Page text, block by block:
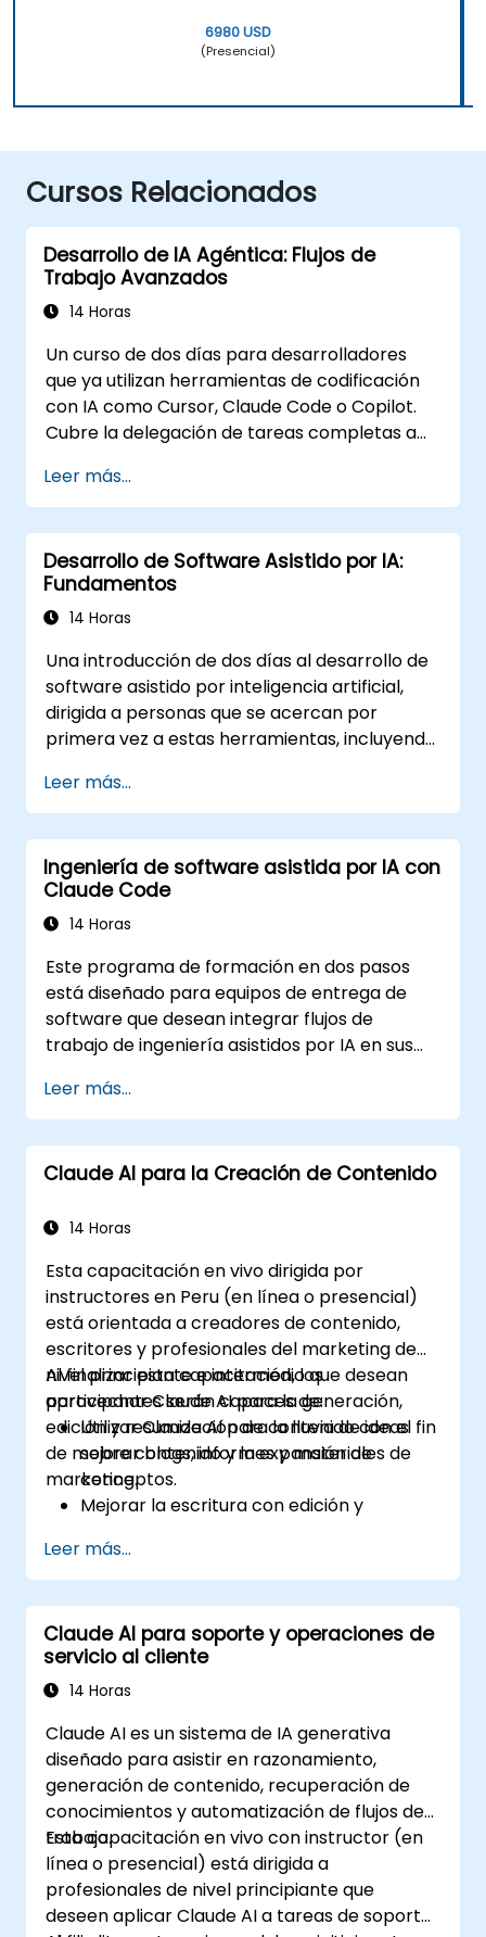
6980 USD
(Presencial)
Cursos Relacionados
Desarrollo de IA Agéntica: Flujos de
Trabajo Avanzados
14 Horas
Un curso de dos días para desarrolladores
que ya utilizan herramientas de codificación
con IA como Cursor, Claude Code o Copilot.
Cubre la delegación de tareas completas a
personalización (Reglas, AGENTS.md,
Habilidades, MCP, Agentes), la conexión y
creación de servidores MCP, la ejecución de
agentes en paralelo y un flujo de trabajo
agéntico estructurado. El material es
independiente de herramientas específicas.
Fundamentos.
Leer más...
Desarrollo de Software Asistido por IA:
Fundamentos
14 Horas
Una introducción de dos días al desarrollo de
software asistido por inteligencia artificial,
dirigida a personas que se acercan por
primera vez a estas herramientas, incluyendo
programando. Se explica cómo funcionan las
herramientas, cómo guiarlas mediante
instrucciones (prompts) y cómo aplicarlas en
tareas comunes: crear un proyecto pequeño
desde cero, trabajar dentro de una base de
código existente y revisar los resultados
la herramienta específica y se aplica a
Cursor, Claude Code, Copilot y productos
similares. Este curso sirve como previo al
taller Agentic AI Development: Advanced
Workflows.
Leer más...
Ingeniería de software asistida por IA con
Claude Code
14 Horas
Este programa de formación en dos pasos
está diseñado para equipos de entrega de
software que desean integrar flujos de
trabajo de ingeniería asistidos por IA en sus
Leer más...
Claude AI para la Creación de Contenido
14 Horas
Esta capacitación en vivo dirigida por
instructores en Peru (en línea o presencial)
está orientada a creadores de contenido,
escritores y profesionales del marketing de
nivel principiante e intermedio que desean
aprovechar Claude AI para la generación,
edición y resumización de contenido con el fin
de mejorar blogs, informes y materiales de
marketing.
Al finalizar esta capacitación, los
participantes serán capaces de:
Utilizar Claude AI para la lluvia de ideas
sobre contenido y la expansión de
conceptos.
Mejorar la escritura con edición y
Generar resúmenes para contenido largo
e informes.
Automatizar la creación de material
publicitario para diferentes plataformas.
Leer más...
Claude AI para soporte y operaciones de
servicio al cliente
14 Horas
Claude AI es un sistema de IA generativa
diseñado para asistir en razonamiento,
generación de contenido, recuperación de
conocimientos y automatización de flujos de
trabajo.
Esta capacitación en vivo con instructor (en
línea o presencial) está dirigida a
profesionales de nivel principiante que
deseen aplicar Claude AI a tareas de soporte